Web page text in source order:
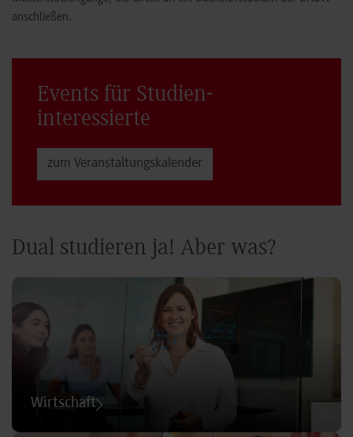
anschließen.
Events für Studien­
interessierte
zum Veranstaltungs­kalender
Dual studieren ja! Aber was?
Wirtschaft